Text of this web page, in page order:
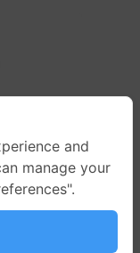
หานคร 10330
and
manage your